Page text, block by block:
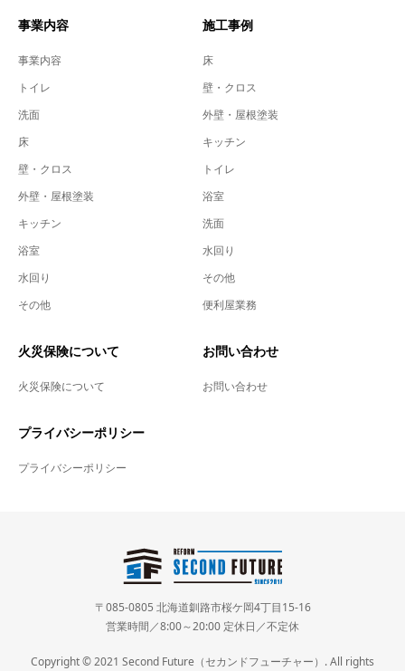
事業内容
事業内容
トイレ
洗面
床
壁・クロス
外壁・屋根塗装
キッチン
浴室
水回り
その他
施工事例
床
壁・クロス
外壁・屋根塗装
キッチン
トイレ
浴室
洗面
水回り
その他
便利屋業務
火災保険について
火災保険について
お問い合わせ
お問い合わせ
プライバシーポリシー
プライバシーポリシー
〒085-0805 北海道釧路市桜ケ岡4丁目15-16
営業時間／8:00～20:00 定休日／不定休
Copyright © 2021 Second Future（セカンドフューチャー）. All rights